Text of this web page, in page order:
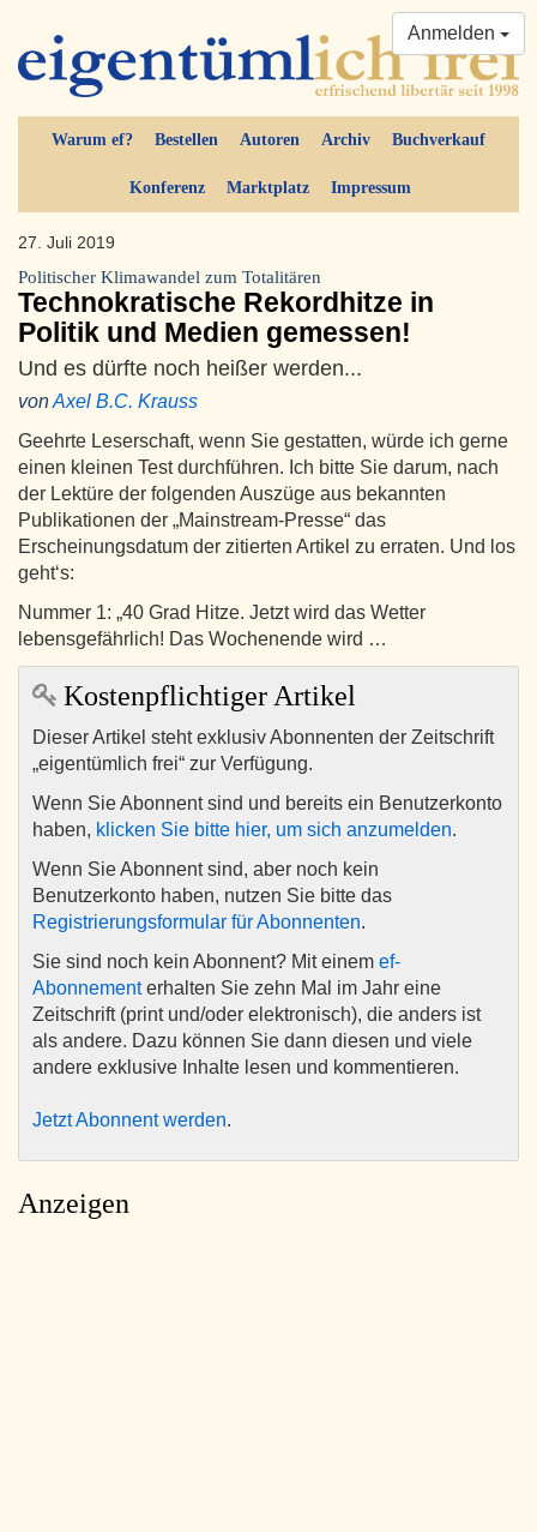
Warum ef? Bestellen Autoren Archiv Buchverkauf
Konferenz Marktplatz Impressum
Anmelden
27. Juli 2019
Politischer Klimawandel zum Totalitären
Technokratische Rekordhitze in
Politik und Medien gemessen!
Und es dürfte noch heißer werden...
vonAxel B.C. Krauss
Geehrte Leserschaft, wenn Sie gestatten, würde ich gerne
einen kleinen Test durchführen. Ich bitte Sie darum, nach
der Lektüre der folgenden Auszüge aus bekannten
Publikationen der „Mainstream-Presse“ das
Erscheinungsdatum der zitierten Artikel zu erraten. Und los
geht‘s:
Nummer 1: „40 Grad Hitze. Jetzt wird das Wetter
lebensgefährlich! Das Wochenende wird …
Kostenpflichtiger Artikel
Dieser Artikel steht exklusiv Abonnenten der Zeitschrift
„eigentümlich frei“ zur Verfügung.
Wenn Sie Abonnent sind und bereits ein Benutzerkonto
haben, klicken Sie bitte hier, um sich anzumelden.
Wenn Sie Abonnent sind, aber noch kein
Benutzerkonto haben, nutzen Sie bitte das
Registrierungsformular für Abonnenten.
Sie sind noch kein Abonnent? Mit einem ef-
Abonnementerhalten Sie zehn Mal im Jahr eine
Zeitschrift (print und/oder elektronisch), die anders ist
als andere. Dazu können Sie dann diesen und viele
andere exklusive Inhalte lesen und kommentieren.
Jetzt Abonnent werden.
Anzeigen